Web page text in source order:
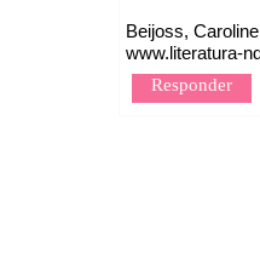
Beijoss,
www.literatura-
Responder